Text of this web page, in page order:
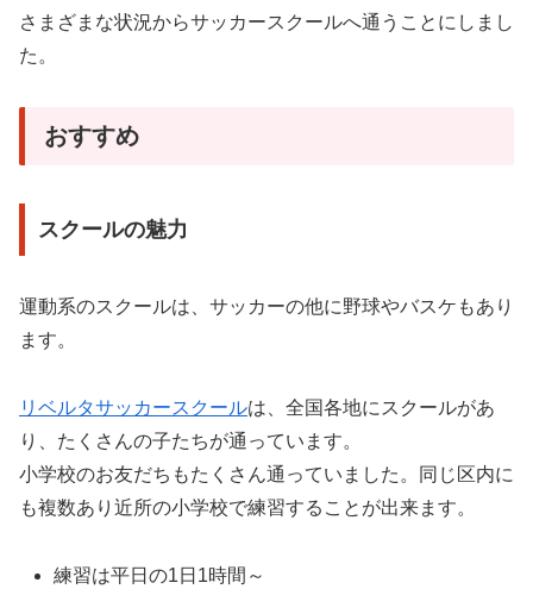
さまざまな状況からサッカースクールへ通うことにしまし
た。
おすすめ
スクールの魅力
運動系のスクールは、サッカーの他に野球やバスケもあり
ます。
リベルタサッカースクールは、全国各地にスクールがあ
り、たくさんの子たちが通っています。
小学校のお友だちもたくさん通っていました。同じ区内に
も複数あり近所の小学校で練習することが出来ます。
練習は平日の1日1時間～